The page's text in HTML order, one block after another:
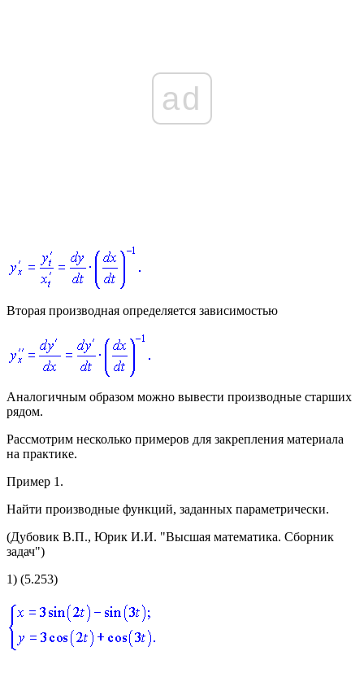
ad
Вторая производная определяется зависимостью
Аналогичным образом можно вывести производные старших
рядом.
Рассмотрим несколько примеров для закрепления материала
на практике.
Пример 1.
Найти производные функций, заданных параметрически.
(Дубовик В.П., Юрик И.И. "Высшая математика. Сборник
задач")
1) (5.253)